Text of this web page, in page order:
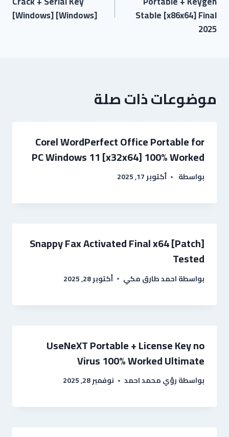
Stable [x86x64] Final
2025
[Windows] [Windows]
موضوعات ذات صلة
Corel WordPerfect Office Portable for
PC Windows 11 [x32x64] 100% Worked
بواسطة أكتوبر 17, 2025
Snappy Fax Activated Final x64 [Patch]
Tested
بواسطةاحمد طارق مكي أكتوبر 28, 2025
UseNeXT Portable + License Key no
Virus 100% Worked Ultimate
بواسطةرؤي محمد احمد نوفمبر 28, 2025